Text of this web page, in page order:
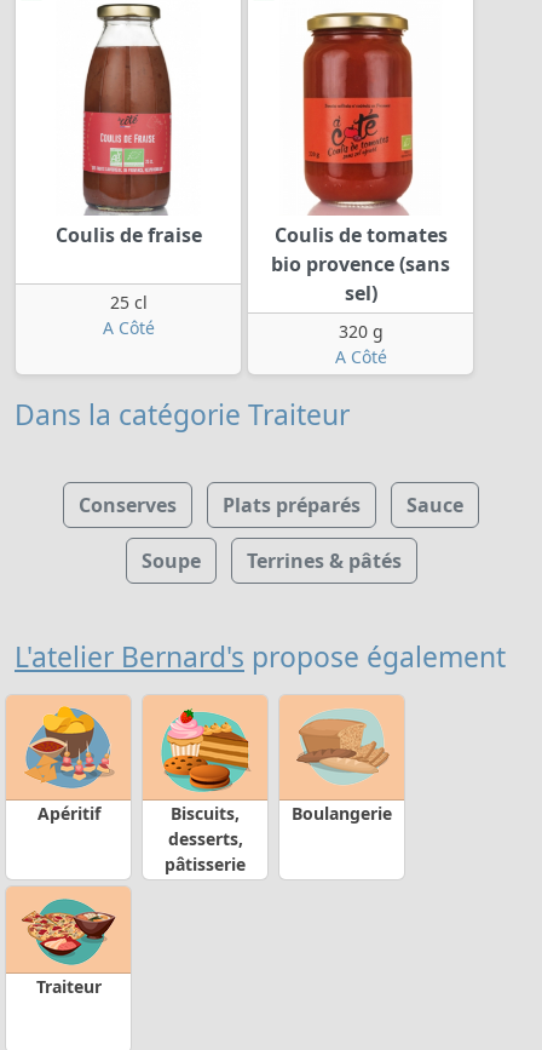
Coulis de fraise
25 cl
A Côté
Coulis de tomates
bio provence (sans
sel)
320 g
A Côté
Dans la catégorie Traiteur
Conserves Plats préparés Sauce
Soupe Terrines & pâtés
L'atelier Bernard's propose également
Apéritif
Biscuits,
desserts,
pâtisserie
Boulangerie
Traiteur